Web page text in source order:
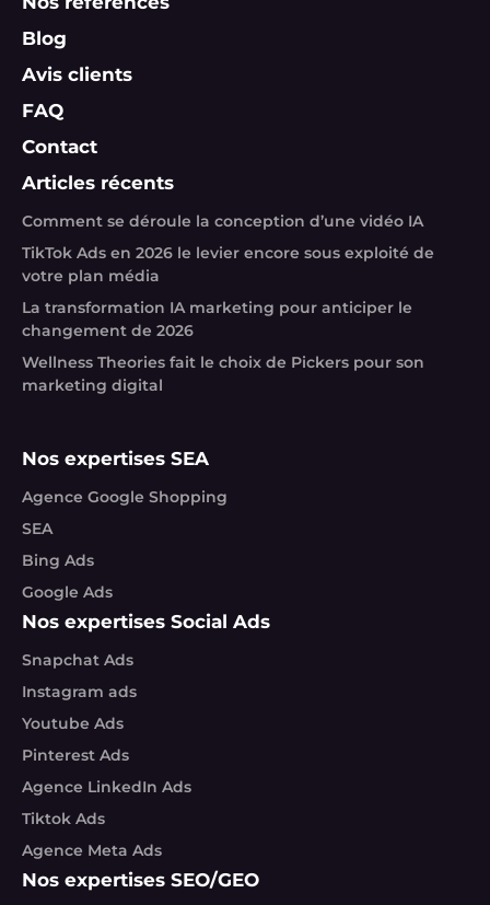
Blog
Avis clients
FAQ
Contact
Articles récents
Comment se déroule la conception d’une vidéo IA
TikTok Ads en 2026 le levier encore sous exploité de
votre plan média
La transformation IA marketing pour anticiper le
changement de 2026
Wellness Theories fait le choix de Pickers pour son
marketing digital
Nos expertises SEA
Agence Google Shopping
SEA
Bing Ads
Google Ads
Nos expertises Social Ads
Snapchat Ads
Instagram ads
Youtube Ads
Pinterest Ads
Agence LinkedIn Ads
Tiktok Ads
Agence Meta Ads
Nos expertises SEO/GEO